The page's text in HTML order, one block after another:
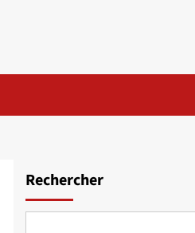
Rechercher